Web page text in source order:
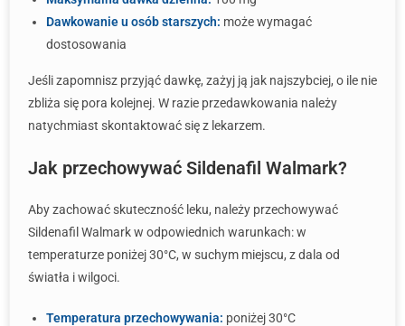
Dawkowanie u osób starszych: może wymagać
dostosowania
Jeśli zapomnisz przyjąć dawkę, zażyj ją jak najszybciej, o ile nie
zbliża się pora kolejnej. W razie przedawkowania należy
natychmiast skontaktować się z lekarzem.
Jak przechowywać Sildenafil Walmark?
Aby zachować skuteczność leku, należy przechowywać
Sildenafil Walmark w odpowiednich warunkach: w
temperaturze poniżej 30°C, w suchym miejscu, z dala od
światła i wilgoci.
Temperatura przechowywania: poniżej 30°C